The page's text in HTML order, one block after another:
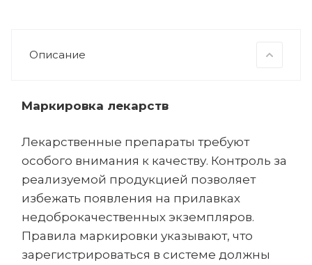
Описание
Маркировка лекарств
Лекарственные препараты требуют
особого внимания к качеству. Контроль за
реализуемой продукцией позволяет
избежать появления на прилавках
недоброкачественных экземпляров.
Правила маркировки указывают, что
зарегистрироваться в системе должны